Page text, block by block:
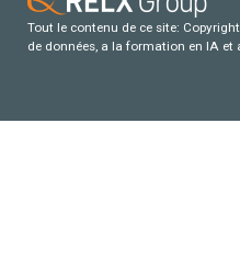
Tout le contenu de ce site:
de données, a la formation en IA